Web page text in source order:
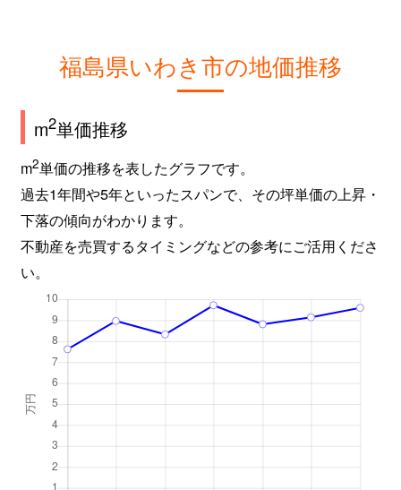
福島県いわき市の地価推移
m2単価推移
m2単価の推移を表したグラフです。
過去1年間や5年といったスパンで、その坪単価の上昇・
下落の傾向がわかります。
不動産を売買するタイミングなどの参考にご活用くださ
い。